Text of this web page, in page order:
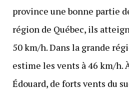
province une bonne partie
région de Québec, ils
50 km/h. Dans la grande
estime les vents à 46 km/h.
Édouard, de forts vents du